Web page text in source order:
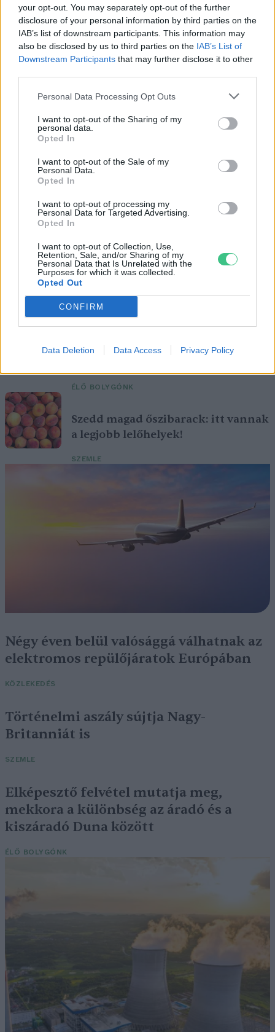
your opt-out. You may separately opt-out of the further
disclosure of your personal information by third parties on the
IAB’s list of downstream participants. This information may
also be disclosed by us to third parties on the IAB’s List of
Downstream Participants that may further disclose it to other
Personal Data Processing Opt Outs
I want to opt-out of the Sharing of my
personal data.
Opted In
I want to opt-out of the Sale of my
Personal Data.
Opted In
I want to opt-out of processing my
Personal Data for Targeted Advertising.
Opted In
I want to opt-out of Collection, Use,
Retention, Sale, and/or Sharing of my
Personal Data that Is Unrelated with the
Purposes for which it was collected.
Opted Out
CONFIRM
Data Deletion Data Access Privacy Policy
A vitorlavirág ideális szobanövény, hiszen kiválóan tűri a meleget
és a fényszegény környezetet.
hétvégén a közönséget a 160 éves
ÉLŐ BOLYGÓNK
Szedd magad őszibarack: itt vannak
a legjobb lelőhelyek!
SZEMLE
Négy éven belül valósággá válhatnak az
elektromos repülőjáratok Európában
KÖZLEKEDÉS
Történelmi aszály sújtja Nagy-
Britanniát is
SZEMLE
Elképesztő felvétel mutatja meg,
mekkora a különbség az áradó és a
kiszáradó Duna között
ÉLŐ BOLYGÓNK